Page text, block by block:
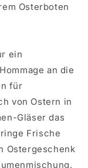
Osterboten
ein
an die
für
von Ostern in
Gläser das
Frische
Ostergeschenk